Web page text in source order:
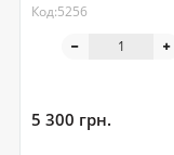
Код:5256
5 300 грн.